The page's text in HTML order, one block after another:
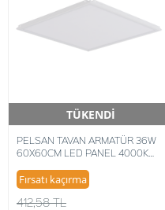
TÜKENDİ
Hızlı Teslimat
PELSAN TAVAN ARMATÜR 36W
60X60CM LED PANEL 4000K
Fırsatı kaçırma
412,58 TL